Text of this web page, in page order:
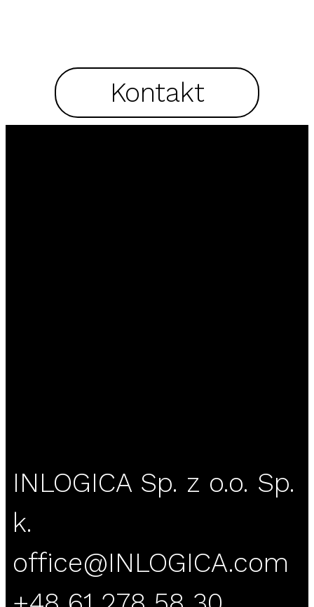
Kontakt
INLOGICA Sp. z o.o. Sp.
k.
office@INLOGICA.com